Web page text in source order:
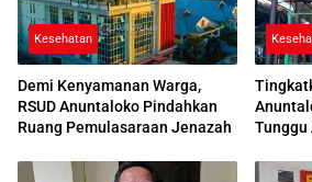
Kesehatan
Demi Kenyamanan Warga,
RSUD Anuntaloko Pindahkan
Ruang Pemulasaraan Jenazah
Tunggu